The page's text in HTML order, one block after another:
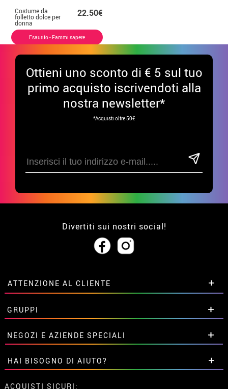
Costume da
folletto dolce per
donna
22.50€
Esaurito - Fammi sapere
Ottieni uno sconto di € 5 sul tuo
primo acquisto iscrivendoti alla
nostra newsletter*
*Acquisti oltre 50€
Divertiti sui nostri social!
ATTENZIONE AL CLIENTE
• Su di noi
• Condizioni di vendita
• Avviso legale privacy
• Attenzione al cliente
• Utilizzo dei cookies
•Impostazioni dei cookie
GRUPPI
Sconti speciali per gruppi.
Contattaci qui
NEGOZI E AZIENDE SPECIALI
Sconti speciali per gruppi.
Contattaci qui
HAI BISOGNO DI AIUTO?
Non ho ancora fatto l'ordine
ACQUISTI SICURI: